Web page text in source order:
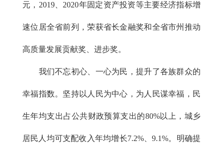
元，2019、2020年固定资产投资等主要经济指标增
速位居全省前列，荣获省长金融奖和全省市州推动
高质量发展贡献奖、进步奖。
我们不忘初心、一心为民，提升了各族群众的
幸福指数。坚持以人民为中心，为人民谋幸福，民
生年均支出占公共财政预算支出的80%以上，城乡
居民人均可支配收入年均增长7.2%、9.1%。明确提